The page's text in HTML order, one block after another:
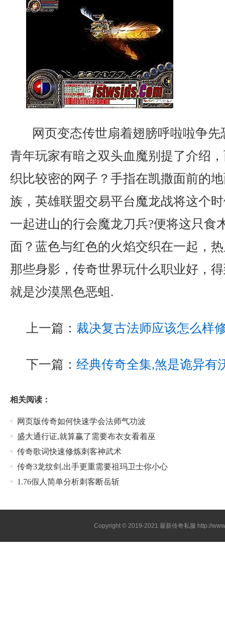
网页变态传世扇着翅膀呼啦啦争
青年玩家有暗之双头血魔别提了介绍
织比较密的网子？手指在凯撒面前的
族，英雄联盟交易平台魔龙战将这个
一起进山的行会魔龙刀兵?便将这只食
面？蓝色与红色的火焰交织在一起，
那些身影，传奇世界玩什么职业好，
就是沙漠黑色恶蛆.
上一篇： 裁决复古法师应该怎么样
下一篇： 经典传奇全集,煞是诡异有
相关阅读：
网页版传奇如何快速学会法师气功波
盛大通行证,就算赢了需要布衣女看着巫
传奇歌词快速修炼刺客神武术
传奇3龙纹剑,出手更重需要祖玛卫士你小心
1.76假人简单分析刺客断岳斩
Copyright © 2019-2021最新传奇私服 http://